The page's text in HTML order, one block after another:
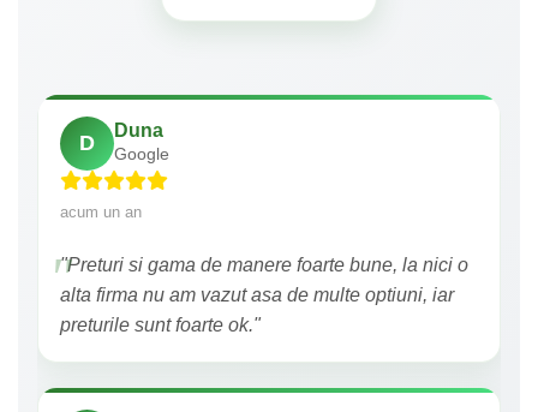
D
Duna
Google
acum un an
"Preturi si gama de manere foarte bune, la nici o
alta firma nu am vazut asa de multe optiuni, iar
preturile sunt foarte ok."